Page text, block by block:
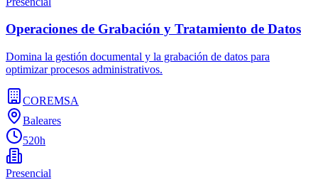
Operaciones de Grabación y Tratamiento de Datos
Domina la gestión documental y la grabación de datos para
optimizar procesos administrativos.
COREMSA
Baleares
520h
Presencial